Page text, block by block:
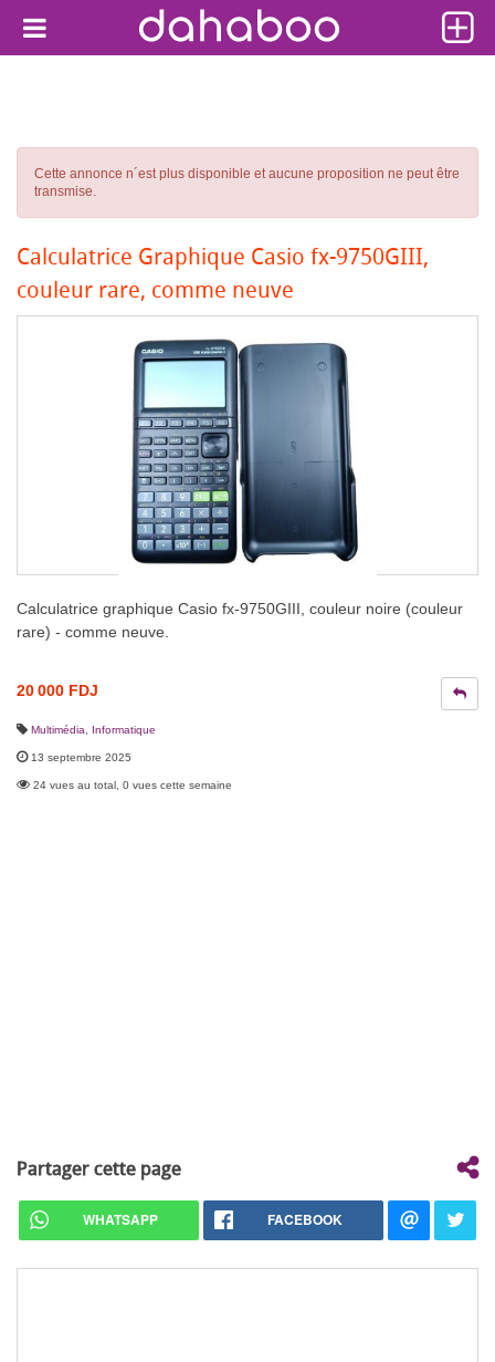
Cette annonce n´est plus disponible et aucune proposition ne peut être
transmise.
Calculatrice Graphique Casio fx-9750GIII,
couleur rare, comme neuve
Calculatrice graphique Casio fx-9750GIII, couleur noire (couleur
rare) - comme neuve.
20 000 FDJ
Multimédia Informatique
13 septembre 2025
24 vues au total, 0 vues cette semaine
Partager cette page
WHATSAPP FACEBOOK